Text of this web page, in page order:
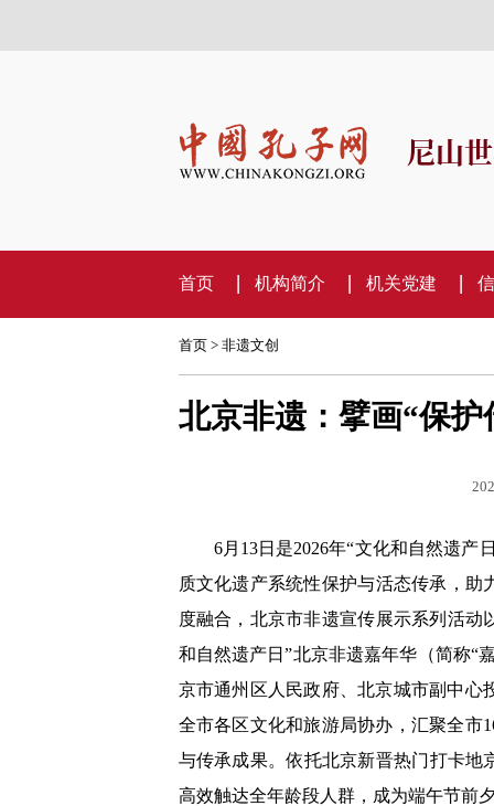
尼山
首页 机构简介 机关党建
首页> 非遗文创
北京非遗：擘画“保
6月13日是2026年“文化和自然遗
质文化遗产系统性保护与活态传承，助
度融合，北京市非遗宣传展示系列活动
和自然遗产日”北京非遗嘉年华（简称“
京市通州区人民政府、北京城市副中心
全市各区文化和旅游局协办，汇聚全市
与传承成果。依托北京新晋热门打卡地
高效触达全年龄段人群，成为端午节前